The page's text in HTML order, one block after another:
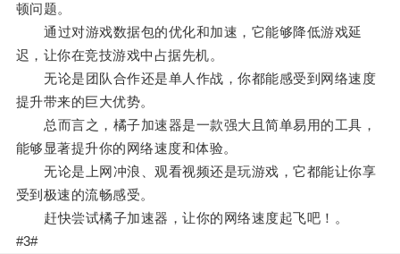
顿问题。
通过对游戏数据包的优化和加速，它能够降低游戏延
迟，让你在竞技游戏中占据先机。
无论是团队合作还是单人作战，你都能感受到网络速度
提升带来的巨大优势。
总而言之，橘子加速器是一款强大且简单易用的工具，
能够显著提升你的网络速度和体验。
无论是上网冲浪、观看视频还是玩游戏，它都能让你享
受到极速的流畅感受。
赶快尝试橘子加速器，让你的网络速度起飞吧！。
#3#